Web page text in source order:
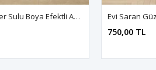
Gri Dallı Mor Çiçekler Sulu Boya Efektli Art Kanvas Tablo 2221871
750,00 TL